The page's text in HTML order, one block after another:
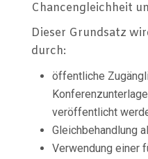
Chancengleichheit
Dieser Grundsatz
durch:
öffentliche
veröffentlicht
Gleichbehandlung
Verwendung einer